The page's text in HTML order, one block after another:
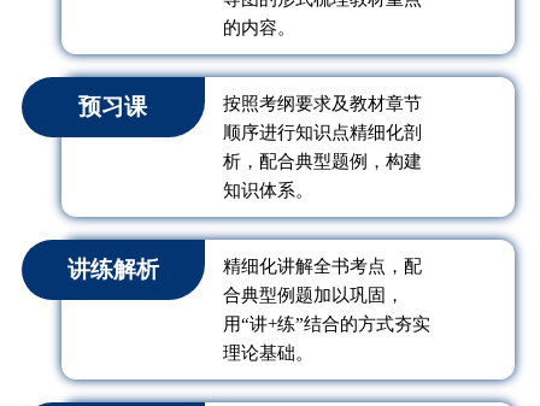
的内容。
预习课
按照考纲要求及教材章节
顺序进行知识点精细化剖
析，配合典型题例，构建
知识体系。
讲练解析
精细化讲解全书考点，配
合典型例题加以巩固，
用“讲+练”结合的方式夯实
理论基础。